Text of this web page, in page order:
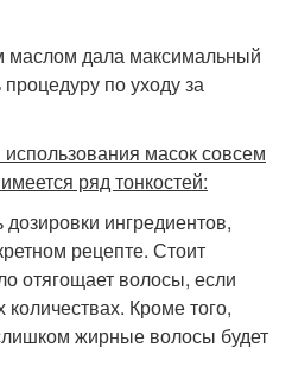
маслом дала максимальный
по уходу за
масок совсем
ряд тонкостей:
ингредиентов,
рецепте. Стоит
отягощает волосы, если
Кроме того,
жирные волосы будет